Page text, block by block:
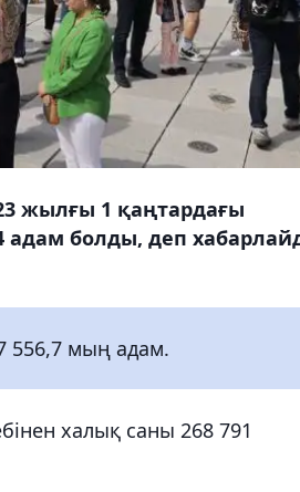
жылғы 1 қаңтардағы
адам болды, деп
556,7 мың адам.
халық саны 268 791